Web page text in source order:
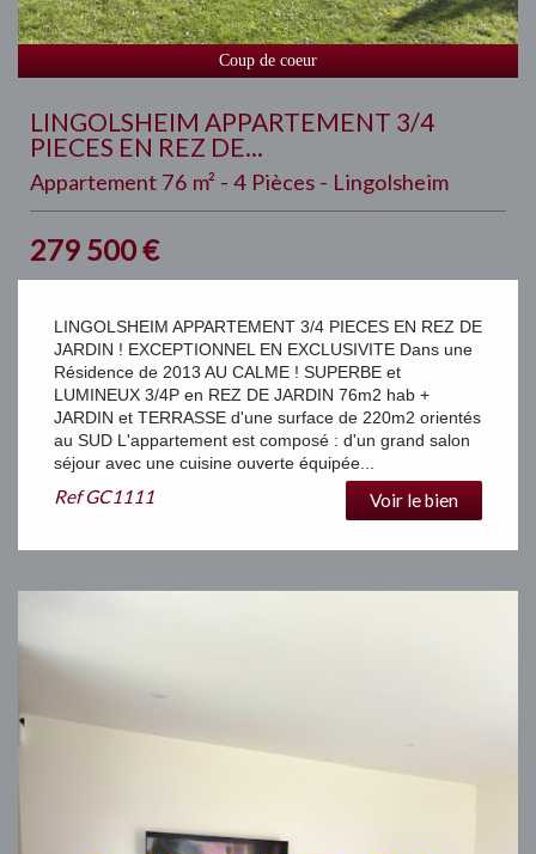
Coup de coeur
LINGOLSHEIM APPARTEMENT 3/4
PIECES EN REZ DE...
Appartement 76 m² - 4 Pièces - Lingolsheim
279 500€
LINGOLSHEIM APPARTEMENT 3/4 PIECES EN REZ DE
JARDIN ! EXCEPTIONNEL EN EXCLUSIVITE Dans une
Résidence de 2013 AU CALME ! SUPERBE et
LUMINEUX 3/4P en REZ DE JARDIN 76m2 hab +
JARDIN et TERRASSE d'une surface de 220m2 orientés
au SUD L'appartement est composé : d'un grand salon
séjour avec une cuisine ouverte équipée...
RefGC1111 Voir le bien